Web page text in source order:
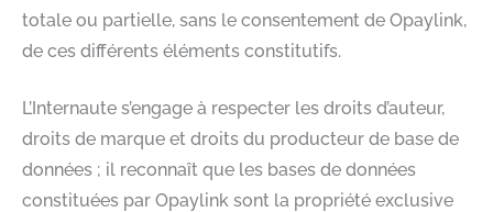
totale ou partielle, sans le consentement de Opaylink,
de ces différents éléments constitutifs.
L’Internaute s’engage à respecter les droits d’auteur,
droits de marque et droits du producteur de base de
données ; il reconnaît que les bases de données
constituées par Opaylink sont la propriété exclusive